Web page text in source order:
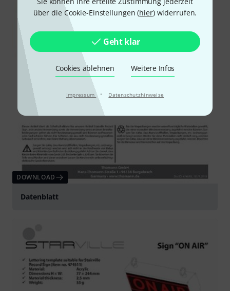
über die Cookie-Einstellungen (hier) widerrufen.
Geht klar
Cookies ablehnen Weitere Infos
Impressum · Datenschutzhinweise
DOWNLOAD
Datenblatt